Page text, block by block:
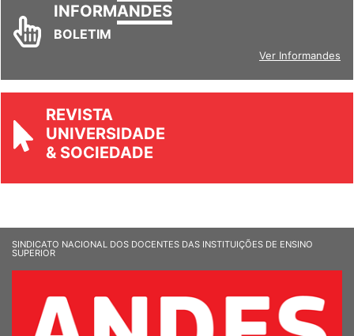
INFORMANDES
BOLETIM
Ver Informandes
REVISTA
UNIVERSIDADE
& SOCIEDADE
SINDICATO NACIONAL DOS DOCENTES DAS INSTITUIÇÕES DE ENSINO
SUPERIOR